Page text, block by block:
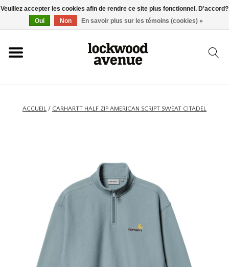
ACCUEIL
NOUVEAU
SKATEBOARD
HOMEWARE
ACCUEIL / CARHARTT HALF ZIP AMERICAN SCRIPT SWEAT CITADEL
Veuillez accepter les cookies afin de rendre ce site plus fonctionnel. D'accord?
Oui
Non En savoir plus sur les témoins (cookies) »